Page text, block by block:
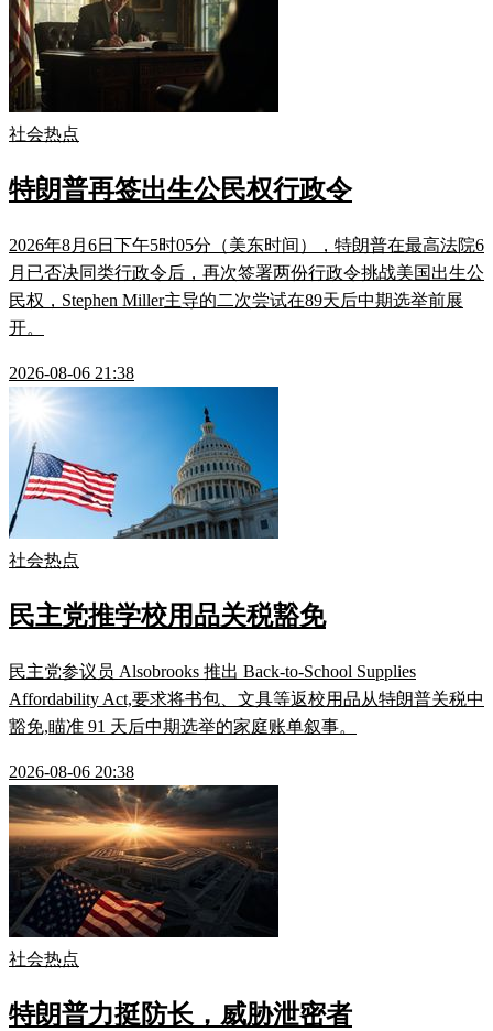
社会热点
特朗普再签出生公民权行政令
2026年8月6日下午5时05分（美东时间），特朗普在最高法院6
月已否决同类行政令后，再次签署两份行政令挑战美国出生公
民权，Stephen Miller主导的二次尝试在89天后中期选举前展
开。
2026-08-06 21:38
社会热点
民主党推学校用品关税豁免
民主党参议员 Alsobrooks 推出 Back-to-School Supplies
Affordability Act,要求将书包、文具等返校用品从特朗普关税中
豁免,瞄准 91 天后中期选举的家庭账单叙事。
2026-08-06 20:38
社会热点
特朗普力挺防长，威胁泄密者